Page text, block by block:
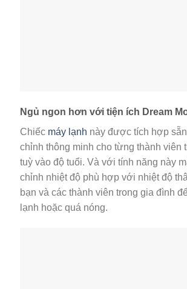
Ngủ ngon hơn với tiện ích Dream
Chiếc máy lạnh này được tích hợp
chỉnh thông minh cho từng thành viên
tuỳ vào độ tuổi. Và với tính năng này
chỉnh nhiệt độ phù hợp với nhiệt độ
bạn và các thành viên trong gia đình
lạnh hoặc quá nóng.